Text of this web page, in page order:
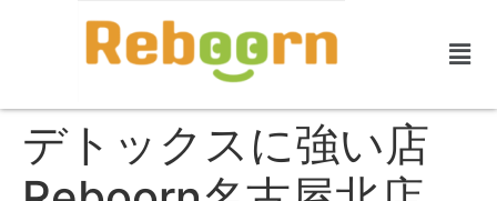
デトックスに強い店